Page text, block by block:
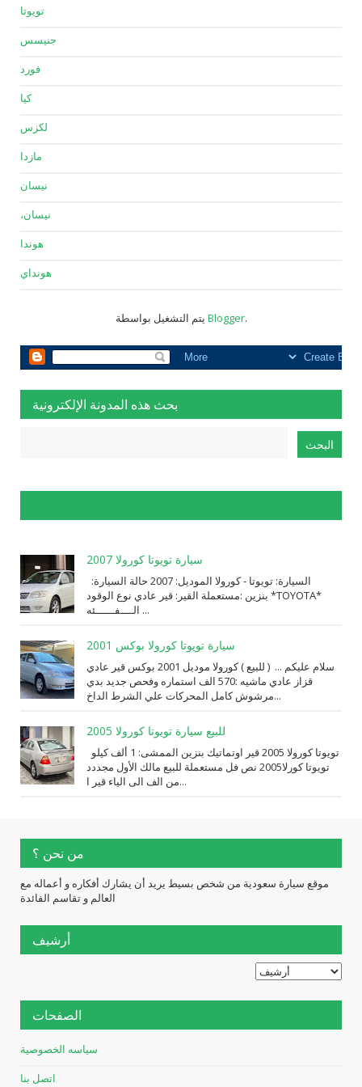
تويوتا
جنيسس
فورد
كيا
لكزس
مازدا
نيسان
نيسان،
هوندا
هونداي
Blogger.
بحث هذه المدونة الإلكترونية
سيارة تويوتا كورولا 2007
⁨مستعملة⁩ القير: ⁨قير عادي⁩ نوع الوقود: ⁨بنزين⁩ *TOYOTA*
الــــفــــــئه ...
سيارة تويوتا كورولا بوكس 2001
سلام عليكم ... ( للبيع ) كورولا موديل 2001 بوكس قير عادي
قزاز عادي ماشيه :570 الف استماره وفحص جديد بدي
مرشوش كامل المحركات علي الشرط الداخ...
للبيع سيارة تويوتا كورولا 2005
تويوتا كورلا2005 نص فل مستعملة للبيع مالك الأول مجددد
من الف الى الياء قير ا...
من نحن ؟
موقع سيارة سعودية من شخص بسيط يريد أن يشارك أفكاره و أعماله مع
العالم و تقاسم الفائدة
أرشيف
الصفحات
سياسه الخصوصية
اتصل بنا